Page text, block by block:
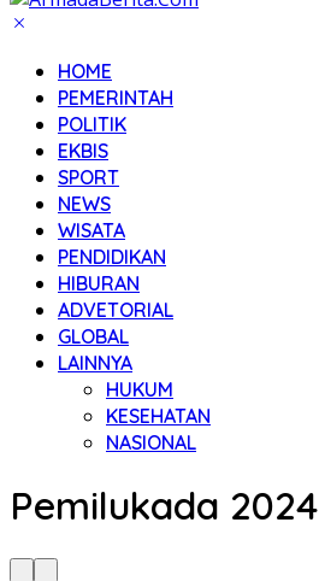
HOME
PEMERINTAH
POLITIK
EKBIS
SPORT
NEWS
WISATA
PENDIDIKAN
HIBURAN
ADVETORIAL
GLOBAL
LAINNYA
HUKUM
KESEHATAN
NASIONAL
Pemilukada 2024